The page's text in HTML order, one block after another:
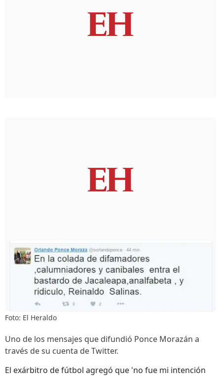
Foto: El Heraldo
Uno de los mensajes que difundió Ponce Morazán a
través de su cuenta de Twitter.
El exárbitro de fútbol agregó que 'no fue mi intención